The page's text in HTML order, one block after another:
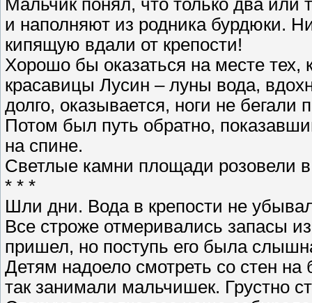
Мальчик понял, что только два или
и наполняют из родника бурдюки.
кипящую вдали от крепости!
Хорошо бы оказаться на месте тех,
красавицы Лусин – луны вода,
долго, оказывается, ноги не бегали
Потом был путь обратно,
на спине.
Светлые камни площади розовели
* * *
Шли дни. Вода в крепости не
Все строже отмеривались запасы
пришел, но поступь его была
Детям надоело смотреть со стен
так занимали мальчишек. Грустно